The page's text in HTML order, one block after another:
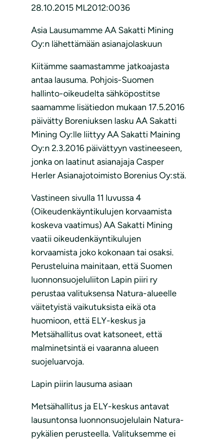
28.10.2015 ML2012:0036
Asia Lausumamme AA Sakatti Mining
Oy:n lähettämään asianajolaskuun
Kiitämme saamastamme jatkoajasta
antaa lausuma. Pohjois-Suomen
hallinto-oikeudelta sähköpostitse
saamamme lisätiedon mukaan 17.5.2016
päivätty Boreniuksen lasku AA Sakatti
Mining Oy:lle liittyy AA Sakatti Maining
Oy:n 2.3.2016 päivättyyn vastineeseen,
jonka on laatinut asianajaja Casper
Herler Asianajotoimisto Borenius Oy:stä.
Vastineen sivulla 11 luvussa 4
(Oikeudenkäyntikulujen korvaamista
koskeva vaatimus) AA Sakatti Mining
vaatii oikeudenkäyntikulujen
korvaamista joko kokonaan tai osaksi.
Perusteluina mainitaan, että Suomen
luonnonsuojeluliiton Lapin piiri ry
perustaa valituksensa Natura-alueelle
väitetyistä vaikutuksista eikä ota
huomioon, että ELY-keskus ja
Metsähallitus ovat katsoneet, että
malminetsintä ei vaaranna alueen
suojeluarvoja.
Lapin piirin lausuma asiaan
Metsähallitus ja ELY-keskus antavat
lausuntonsa luonnonsuojelulain Natura-
pykälien perusteella. Valituksemme ei